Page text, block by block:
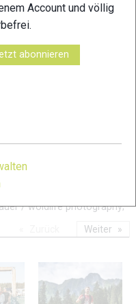
12
Bilder 2 - 3:
/ woidlife photography;
Weiter
Account und völlig
abonnieren